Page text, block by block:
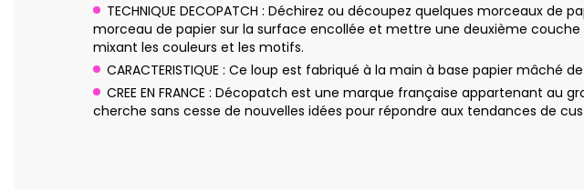
TECHNIQUE DECOPATCH : Déchirez ou découpez quelques morceaux
morceau de papier sur la surface encollée et mettre une deuxième
mixant les couleurs et les motifs.
CARACTERISTIQUE : Ce loup est fabriqué à la main à base papier
CREE EN FRANCE : Décopatch est une marque française appartenant
cherche sans cesse de nouvelles idées pour répondre aux tendances de